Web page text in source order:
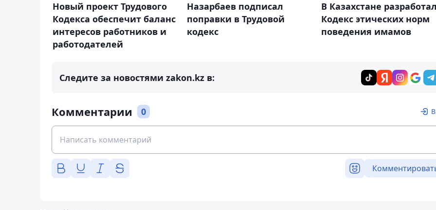
Новый проект Трудового
Кодекса обеспечит баланс
интересов работников и
работодателей
Назарбаев подписал
поправки в Трудовой
кодекс
В Казахстане
Кодекс этических норм
поведения имамов
Следите за новостями zakon.kz в:
Комментарии 0